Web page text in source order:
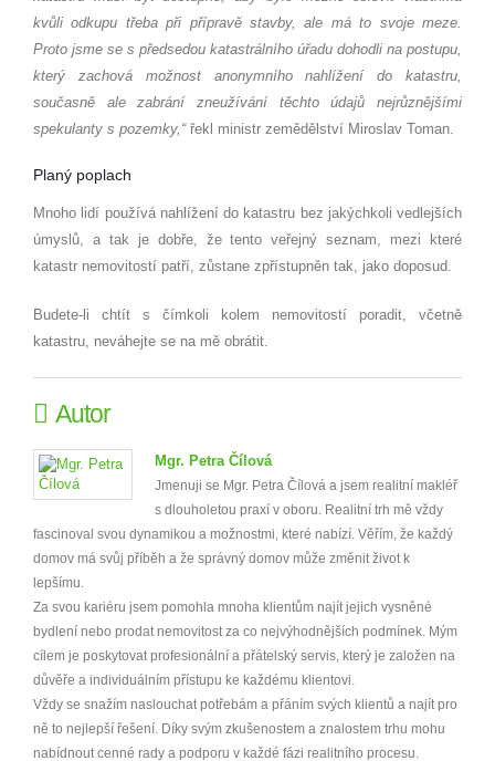
kvůli odkupu třeba při přípravě stavby, ale má to svoje meze.
Proto jsme se s předsedou katastrálního úřadu dohodli na postupu,
který zachová možnost anonymního nahlížení do katastru,
současně ale zabrání zneužívání těchto údajů nejrůznějšími
spekulanty s pozemky,“ řekl ministr zemědělství Miroslav Toman.
Planý poplach
Mnoho lidí používá nahlížení do katastru bez jakýchkoli vedlejších
úmyslů, a tak je dobře, že tento veřejný seznam, mezi které
katastr nemovitostí patří, zůstane zpřístupněn tak, jako doposud.
Budete-li chtít s čímkoli kolem nemovitostí poradit, včetně
katastru, neváhejte se na mě obrátit.
Autor
Mgr. Petra Čílová
Jmenuji se Mgr. Petra Čílová a jsem realitní makléř
s dlouholetou praxí v oboru. Realitní trh mě vždy
fascinoval svou dynamikou a možnostmi, které nabízí. Věřím, že každý
domov má svůj příběh a že správný domov může změnit život k
lepšímu.
Za svou kariéru jsem pomohla mnoha klientům najít jejich vysněné
bydlení nebo prodat nemovitost za co nejvýhodnějších podmínek. Mým
cílem je poskytovat profesionální a přátelský servis, který je založen na
důvěře a individuálním přístupu ke každému klientovi.
Vždy se snažím naslouchat potřebám a přáním svých klientů a najít pro
ně to nejlepší řešení. Díky svým zkušenostem a znalostem trhu mohu
nabídnout cenné rady a podporu v každé fázi realitního procesu.